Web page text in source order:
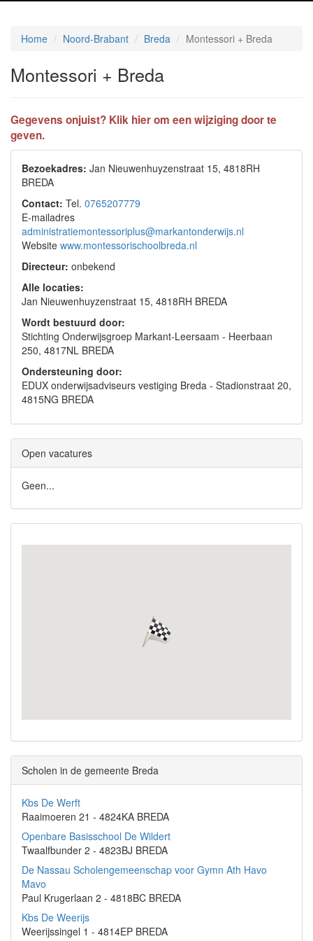
Home Noord-Brabant Breda Montessori + Breda
Montessori + Breda
Gegevens onjuist? Klik hier om een wijziging door te
geven.
Bezoekadres: Jan Nieuwenhuyzenstraat 15, 4818RH
BREDA
Contact: Tel. 0765207779
E-mailadres
administratiemontessoriplus@markantonderwijs.nl
Website www.montessorischoolbreda.nl
Directeur: onbekend
Alle locaties:
Jan Nieuwenhuyzenstraat 15, 4818RH BREDA
Wordt bestuurd door:
Stichting Onderwijsgroep Markant-Leersaam - Heerbaan
250, 4817NL BREDA
Ondersteuning door:
EDUX onderwijsadviseurs vestiging Breda - Stadionstraat 20,
4815NG BREDA
Open vacatures
Geen...
Scholen in de gemeente Breda
Kbs De Werft
Raaimoeren 21 - 4824KA BREDA
Openbare Basisschool De Wildert
Twaalfbunder 2 - 4823BJ BREDA
De Nassau Scholengemeenschap voor Gymn Ath Havo
Mavo
Paul Krugerlaan 2 - 4818BC BREDA
Kbs De Weerijs
Weerijssingel 1 - 4814EP BREDA